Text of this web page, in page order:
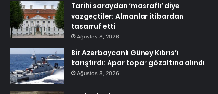
Tarihi saraydan ‘masraflı’ diye
vazgeçtiler: Almanlar itibardan
tasarruf etti
Ağustos 8, 2026
Bir Azerbaycanlı Güney Kıbrıs’ı
karıştırdı: Apar topar gözaltına alındı
Ağustos 8, 2026